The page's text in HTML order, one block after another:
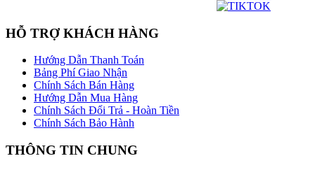
HỖ TRỢ KHÁCH HÀNG
Hướng Dẫn Thanh Toán
Bảng Phí Giao Nhận
Chính Sách Bán Hàng
Hướng Dẫn Mua Hàng
Chính Sách Đổi Trả - Hoàn Tiền
Chính Sách Bảo Hành
THÔNG TIN CHUNG